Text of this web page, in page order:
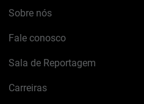
Sobre nós
Fale conosco
Sala de Reportagem
Carreiras